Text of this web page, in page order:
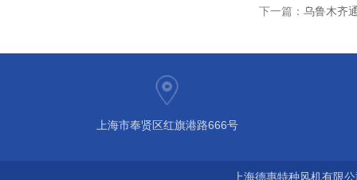
下一篇： 乌鲁木齐
上海市奉贤区红旗港路666号
上海德惠特种风机有限